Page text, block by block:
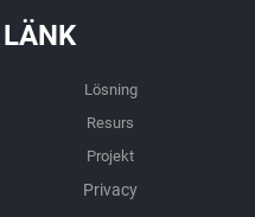
Lösning
Resurs
Projekt